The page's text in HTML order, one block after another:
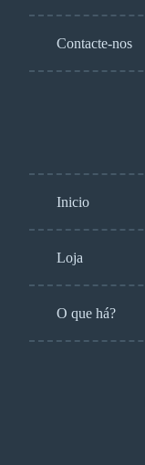
Contacte-nos
Inicio
Loja
O que há?